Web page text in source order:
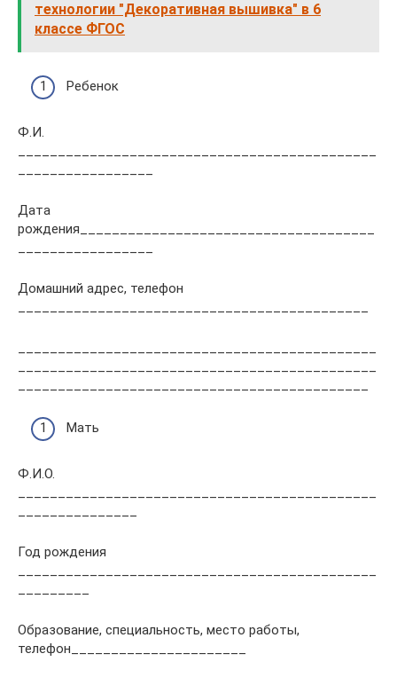
технологии "Декоративная вышивка" в 6
классе ФГОС
Ребенок
Ф.И.
Дата
рождения_____________________________________
Домашний адрес, телефон
Мать
Ф.И.О.
Год рождения
Образование, специальность, место работы,
телефон______________________